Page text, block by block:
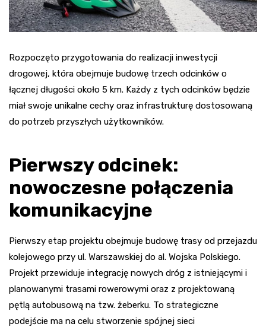
Rozpoczęto przygotowania do realizacji inwestycji
drogowej, która obejmuje budowę trzech odcinków o
łącznej długości około 5 km. Każdy z tych odcinków będzie
miał swoje unikalne cechy oraz infrastrukturę dostosowaną
do potrzeb przyszłych użytkowników.
Pierwszy odcinek:
nowoczesne połączenia
komunikacyjne
Pierwszy etap projektu obejmuje budowę trasy od przejazdu
kolejowego przy ul. Warszawskiej do al. Wojska Polskiego.
Projekt przewiduje integrację nowych dróg z istniejącymi i
planowanymi trasami rowerowymi oraz z projektowaną
pętlą autobusową na tzw. żeberku. To strategiczne
podejście ma na celu stworzenie spójnej sieci